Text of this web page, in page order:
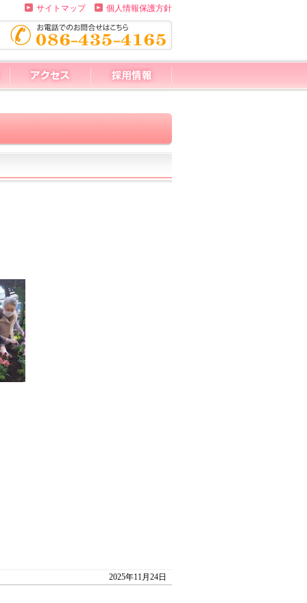
サイトマップ 個人情報保護方針
2025年11月24日